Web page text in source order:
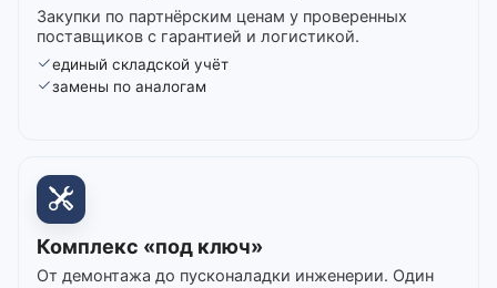
Закупки по партнёрским ценам у проверенных
поставщиков с гарантией и логистикой.
единый складской учёт
замены по аналогам
Комплекс «под ключ»
От демонтажа до пусконаладки инженерии. Один